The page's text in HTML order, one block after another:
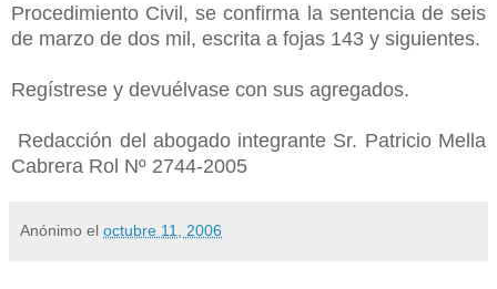
Procedimiento Civil, se confirma la sentencia de seis
de marzo de dos mil, escrita a fojas 143 y siguientes.
Regístrese y devuélvase con sus agregados.
Redacción del abogado integrante Sr. Patricio Mella
Cabrera Rol Nº 2744-2005
Anónimo el octubre 11, 2006